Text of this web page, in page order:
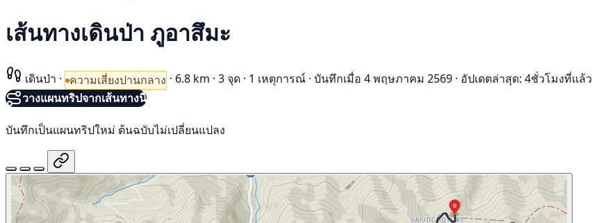
เส้นทางเดินป่า ภูอาสึมะ
เดินป่า · ความเสี่ยงปานกลาง · 6.8 km · 3 จุด · 1 เหตุการณ์ · บันทึกเมื่อ 4 พฤษภาคม 2569 · อัปเดตล่าสุด: 4ชั่วโมงที่แล้ว
วางแผนทริปจากเส้นทางนี้
บันทึกเป็นแผนทริปใหม่ ต้นฉบับไม่เปลี่ยนแปลง